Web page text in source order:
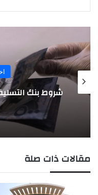
السعودية
لقروض للنساء المتزوجات
مقالات ذات صلة